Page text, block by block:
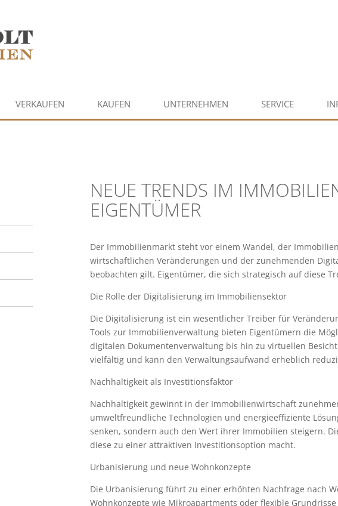
VERKAUFEN KAUFEN UNTERNEHMEN SERVICE
NEUE TRENDS IM
EIGENTÜMER
Der Immobilienmarkt steht vor einem Wandel, der
wirtschaftlichen Veränderungen und der zunehmenden
beobachten gilt. Eigentümer, die sich strategisch auf diese
Die Rolle der Digitalisierung im Immobiliensektor
Die Digitalisierung ist ein wesentlicher Treiber für
Tools zur Immobilienverwaltung bieten Eigentümern die
digitalen Dokumentenverwaltung bis hin zu virtuellen
vielfältig und kann den Verwaltungsaufwand erheblich
Nachhaltigkeit als Investitionsfaktor
Nachhaltigkeit gewinnt in der Immobilienwirtschaft
umweltfreundliche Technologien und energieeffiziente
senken, sondern auch den Wert ihrer Immobilien steigern.
diese zu einer attraktiven Investitionsoption macht.
Urbanisierung und neue Wohnkonzepte
Die Urbanisierung führt zu einer erhöhten Nachfrage nach
Wohnkonzepte wie Mikroapartments oder flexible